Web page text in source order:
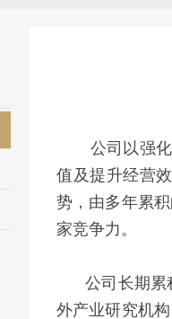
公司以强
值及提升经营
势，由多年累
家竞争力。
公司长期累
外产业研究机